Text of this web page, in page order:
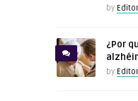
by Editor
¿Por
by Editor